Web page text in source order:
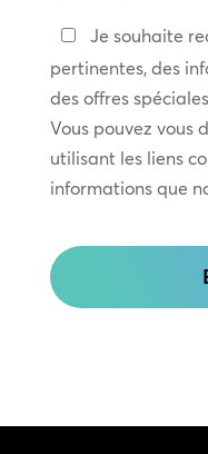
Restez
en
contact
Je souhaite
pertinentes, des
des offres
Vous pouvez vous
utilisant les liens
informations que